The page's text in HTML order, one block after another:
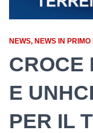
NEWS NEWS IN PRIMO
CROCE
E
PER IL